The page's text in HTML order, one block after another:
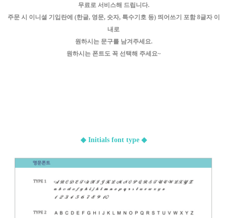
무료로 서비스해 드립니다.
주문 시 이니셜 기입란에 (한글, 영문, 숫자, 특수기호 등) 띄어쓰기 포함 8글자 이
내로
원하시는 문구를 남겨주세요.
원하시는 폰트도 꼭 선택해 주세요~
◆ Initials font type ◆